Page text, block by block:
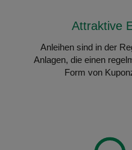
Attraktive
Anleihen sind in der
Anlagen, die einen
Form von